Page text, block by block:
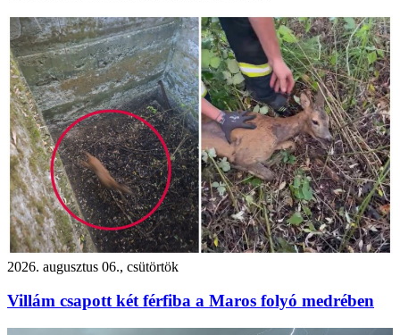
2026. augusztus 06., csütörtök
Villám csapott két férfiba a Maros folyó medrében